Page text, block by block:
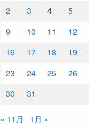
2
3 4 5
9
10 11 12
16
17 18 19
23
24 25 26
30
31
« 11月 1月 »